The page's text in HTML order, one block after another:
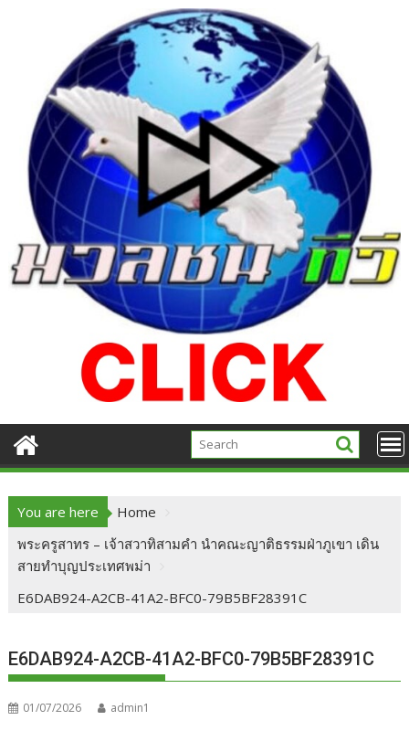
You are here
Home
พระครูสาทร – เจ้าสวาทิสามคำ นำคณะญาติธรรมฝ่าภูเขา เดิน
สายทำบุญประเทศพม่า
E6DAB924-A2CB-41A2-BFC0-79B5BF28391C
E6DAB924-A2CB-41A2-BFC0-79B5BF28391C
01/07/2026 admin1